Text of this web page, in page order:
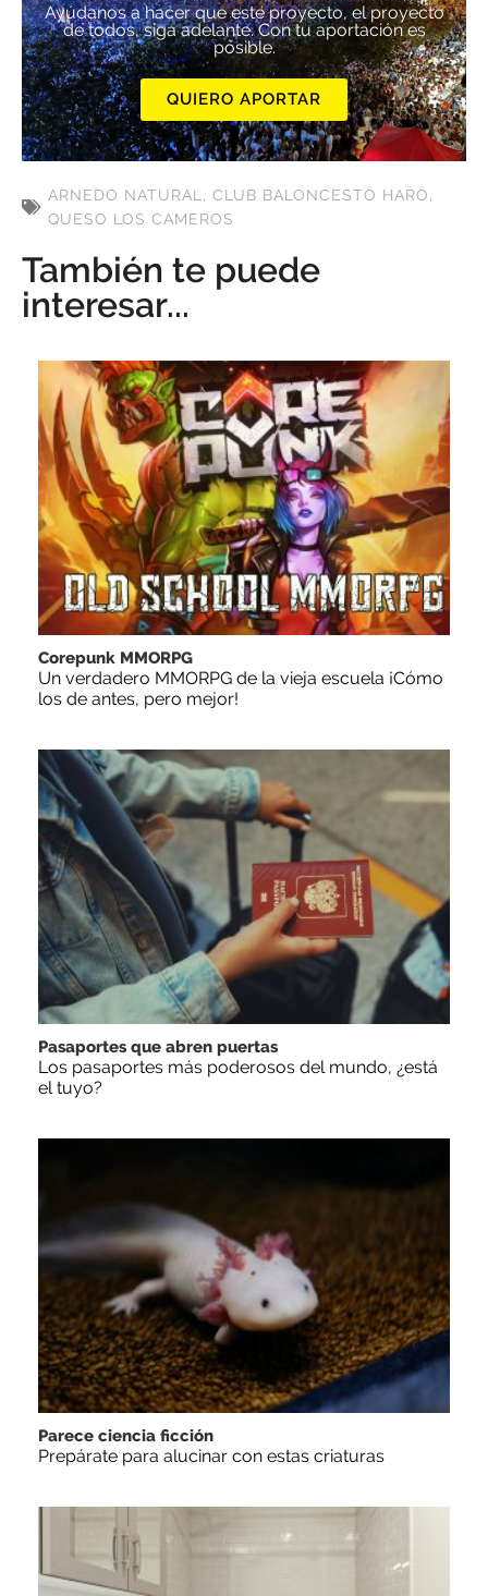
Ayúdanos a hacer que este proyecto, el proyecto
de todos, siga adelante. Con tu aportación es
posible.
QUIERO APORTAR
ARNEDO NATURAL , CLUB BALONCESTO HARO,
QUESO LOS CAMEROS
También te puede
interesar...
Corepunk MMORPG
Un verdadero MMORPG de la vieja escuela ¡Cómo
los de antes, pero mejor!
Pasaportes que abren puertas
Los pasaportes más poderosos del mundo, ¿está
el tuyo?
Parece ciencia ficción
Prepárate para alucinar con estas criaturas